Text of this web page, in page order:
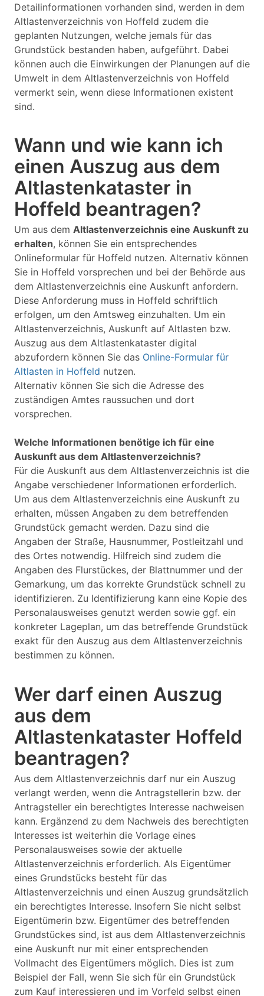
Detailinformationen vorhanden sind, werden in dem
Altlastenverzeichnis von Hoffeld zudem die
geplanten Nutzungen, welche jemals für das
Grundstück bestanden haben, aufgeführt. Dabei
können auch die Einwirkungen der Planungen auf die
Umwelt in dem Altlastenverzeichnis von Hoffeld
vermerkt sein, wenn diese Informationen existent
sind.
Wann und wie kann ich
einen Auszug aus dem
Altlastenkataster in
Hoffeld beantragen?
Um aus dem Altlastenverzeichnis eine Auskunft zu
erhalten, können Sie ein entsprechendes
Onlineformular für Hoffeld nutzen. Alternativ können
Sie in Hoffeld vorsprechen und bei der Behörde aus
dem Altlastenverzeichnis eine Auskunft anfordern.
Diese Anforderung muss in Hoffeld schriftlich
erfolgen, um den Amtsweg einzuhalten. Um ein
Altlastenverzeichnis, Auskunft auf Altlasten bzw.
Auszug aus dem Altlastenkataster digital
abzufordern können Sie das Online-Formular für
Altlasten in Hoffeld nutzen.
Alternativ können Sie sich die Adresse des
zuständigen Amtes raussuchen und dort
vorsprechen.
Welche Informationen benötige ich für eine
Auskunft aus dem Altlastenverzeichnis?
Für die Auskunft aus dem Altlastenverzeichnis ist die
Angabe verschiedener Informationen erforderlich.
Um aus dem Altlastenverzeichnis eine Auskunft zu
erhalten, müssen Angaben zu dem betreffenden
Grundstück gemacht werden. Dazu sind die
Angaben der Straße, Hausnummer, Postleitzahl und
des Ortes notwendig. Hilfreich sind zudem die
Angaben des Flurstückes, der Blattnummer und der
Gemarkung, um das korrekte Grundstück schnell zu
identifizieren. Zu Identifizierung kann eine Kopie des
Personalausweises genutzt werden sowie ggf. ein
konkreter Lageplan, um das betreffende Grundstück
exakt für den Auszug aus dem Altlastenverzeichnis
bestimmen zu können.
Wer darf einen Auszug
aus dem
Altlastenkataster Hoffeld
beantragen?
Aus dem Altlastenverzeichnis darf nur ein Auszug
verlangt werden, wenn die Antragstellerin bzw. der
Antragsteller ein berechtigtes Interesse nachweisen
kann. Ergänzend zu dem Nachweis des berechtigten
Interesses ist weiterhin die Vorlage eines
Personalausweises sowie der aktuelle
Altlastenverzeichnis erforderlich. Als Eigentümer
eines Grundstücks besteht für das
Altlastenverzeichnis und einen Auszug grundsätzlich
ein berechtigtes Interesse. Insofern Sie nicht selbst
Eigentümerin bzw. Eigentümer des betreffenden
Grundstückes sind, ist aus dem Altlastenverzeichnis
eine Auskunft nur mit einer entsprechenden
Vollmacht des Eigentümers möglich. Dies ist zum
Beispiel der Fall, wenn Sie sich für ein Grundstück
zum Kauf interessieren und im Vorfeld selbst einen